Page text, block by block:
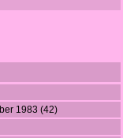
1983 (42)